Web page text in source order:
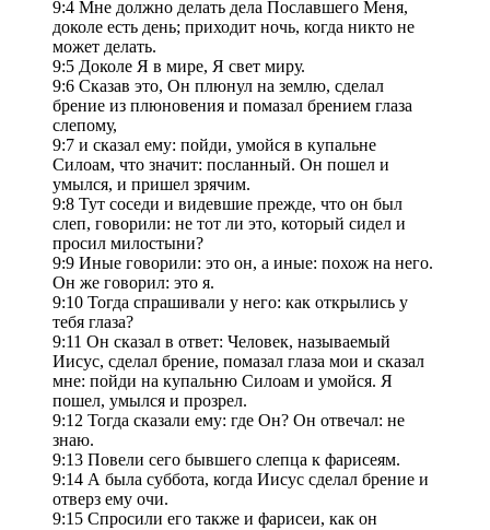
9:4 Мне должно делать дела Пославшего Меня,
доколе есть день; приходит ночь, когда никто не
может делать.
9:5 Доколе Я в мире, Я свет миру.
9:6 Сказав это, Он плюнул на землю, сделал
брение из плюновения и помазал брением глаза
слепому,
9:7 и сказал ему: пойди, умойся в купальне
Силоам, что значит: посланный. Он пошел и
умылся, и пришел зрячим.
9:8 Тут соседи и видевшие прежде, что он был
слеп, говорили: не тот ли это, который сидел и
просил милостыни?
9:9 Иные говорили: это он, а иные: похож на него.
Он же говорил: это я.
9:10 Тогда спрашивали у него: как открылись у
тебя глаза?
9:11 Он сказал в ответ: Человек, называемый
Иисус, сделал брение, помазал глаза мои и сказал
мне: пойди на купальню Силоам и умойся. Я
пошел, умылся и прозрел.
9:12 Тогда сказали ему: где Он? Он отвечал: не
знаю.
9:13 Повели сего бывшего слепца к фарисеям.
9:14 А была суббота, когда Иисус сделал брение и
отверз ему очи.
9:15 Спросили его также и фарисеи, как он